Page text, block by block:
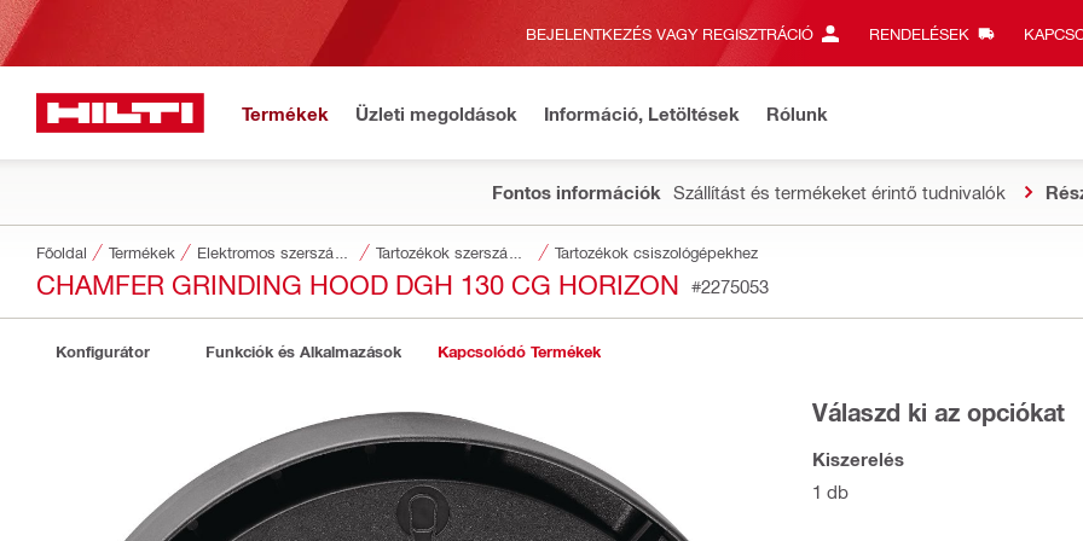
BEJELENTKEZÉS VAGY REGISZTRÁCIÓ RENDELÉSEK
Termékek Üzleti megoldások Információ, Letöltések Rólunk
Fontos információk Szállítást és termékeket érintő tudnivalók
Főoldal Termékek Tartozékok csiszológépekhez
CHAMFER GRINDING HOOD DGH 130 CG HORIZON #2275053
Konfigurátor Funkciók és Alkalmazások Kapcsolódó Termékek
Válaszd ki az opciókat
Kiszerelés
1 db